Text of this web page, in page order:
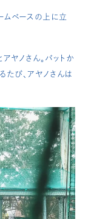
ムベースの上に立
ヤノさん。バットか
たび、アヤノさんは